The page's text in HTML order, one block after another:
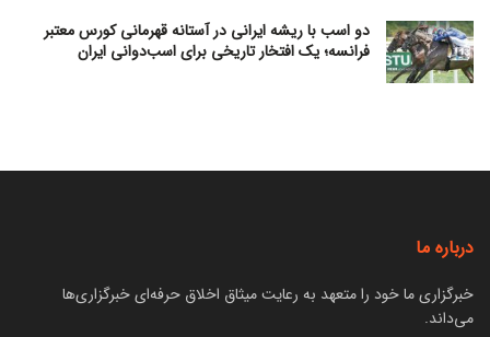
دو اسب با ریشه ایرانی در آستانه قهرمانی کورس معتبر
فرانسه؛ یک افتخار تاریخی برای اسب‌دوانی ایران
درباره ما
خبرگزاری ما خود را متعهد به رعایت میثاق اخلاق حرفه‌ای خبرگزاری‌ها
می‌داند.